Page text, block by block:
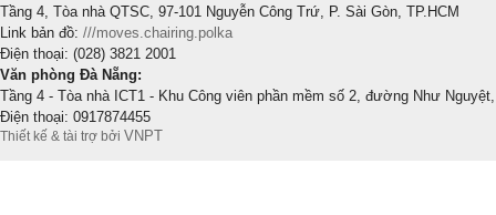
Tầng 4, Tòa nhà QTSC, 97-101 Nguyễn Công Trứ, P. Sài Gòn, TP.HCM
Link bản đồ: ///moves.chairing.polka
Điện thoại: (028) 3821 2001
Văn phòng Đà Nẵng:
Tầng 4 - Tòa nhà ICT1 - Khu Công viên phần mềm số 2, đường Như
Điện thoại: 0917874455
Thiết kế & tài trợ bởi VNPT